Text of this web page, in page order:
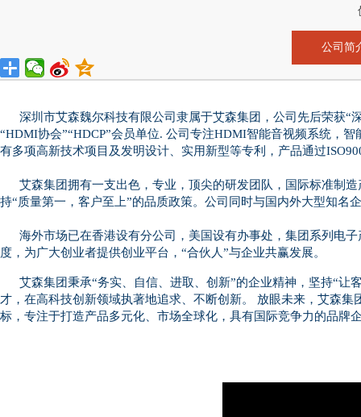
公司简
深圳市艾森魏尔科技有限公司隶属于艾森集团，公司先后荣获“
“HDMI协会”“HDCP”会员单位. 公司专注HDMI智能音视频系统，
有多项高新技术项目及发明设计、实用新型等专利，产品通过
艾森集团拥有一支出色，专业，顶尖的研发团队，国际标准制造
持“质量第一，客户至上”的品质政策。公司同时与国内外大型知名
海外市场已在香港设有分公司，美国设有办事处，集团系列电子
度，为广大创业者提供创业平台，“合伙人”与企业共赢发展。
艾森集团秉承“务实、自信、进取、创新”的企业精神，坚持“让
才，在高科技创新领域执著地追求、不断创新。 放眼未来，艾森
标，专注于打造产品多元化、市场全球化，具有国际竞争力的品牌